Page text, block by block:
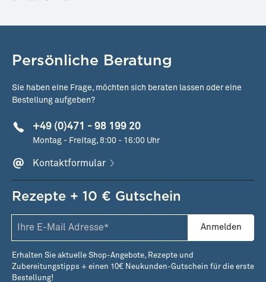
Persönliche Beratung
Sie haben eine Frage, möchten sich beraten lassen oder eine
Bestellung aufgeben?
+49 (0)471 - 98 199 20
Montag - Freitag, 8:00 - 16:00 Uhr
Kontaktformular
Rezepte + 10 € Gutschein
Anmelden
Erhalten Sie aktuelle Shop-Angebote, Rezepte und
Zubereitungstipps + einen 10€ Neukunden-Gutschein für die erste
Bestellung!